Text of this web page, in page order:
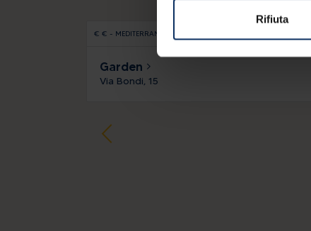
Rifiuta
€ € - MEDITERRANEA
Garden
Via Bondi, 15